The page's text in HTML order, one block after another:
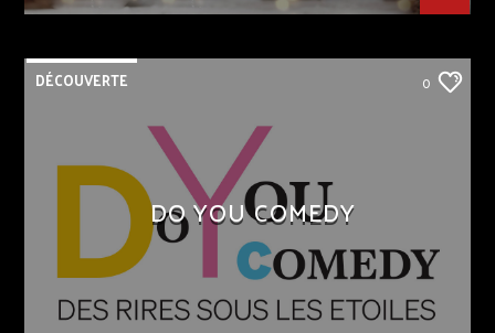
DÉCOUVERTE 0
DO YOU COMEDY